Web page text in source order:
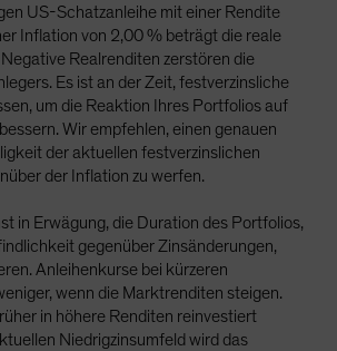
US-Schatzanleihe mit einer Rendite
Inflation von 2,00 % beträgt die reale
Realrenditen zerstören die
Es ist an der Zeit, festverzinsliche
um die Reaktion Ihres Portfolios auf
Wir empfehlen, einen genauen
der aktuellen festverzinslichen
der Inflation zu werfen.
in Erwägung, die Duration des Portfolios,
gegenüber Zinsänderungen,
Anleihenkurse bei kürzeren
wenn die Marktrenditen steigen.
in höhere Renditen reinvestiert
Niedrigzinsumfeld wird das